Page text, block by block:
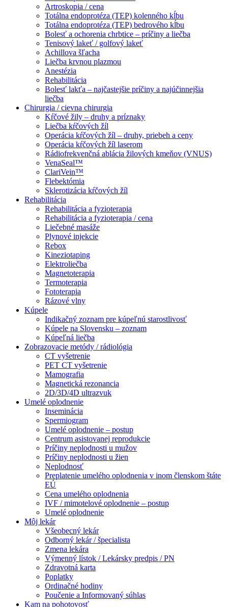
Artroskopia / cena
Totálna endoprotéza (TEP) kolenného kĺbu
Totálna endoprotéza (TEP) bedrového kĺbu
Bolesť a ochorenia chrbtice – príčiny a liečba
Tenisový lakeť / golfový lakeť
Achillova šľacha
Liečba krvnou plazmou
Anestézia
Rehabilitácia
Bolesť lakťa – najčastejšie príčiny a najúčinnejšia
liečba
Chirurgia / cievna chirurgia
Kŕčové žily – druhy a príznaky
Liečba kŕčových žíl
Operácia kŕčových žíl – druhy, priebeh a ceny
Operácia kŕčových žíl laserom
Rádiofrekvenčná ablácia žilových kmeňov (VNUS)
VenaSeal™
ClariVein™
Flebektómia
Sklerotizácia kŕčových žíl
Rehabilitácia
Rehabilitácia a fyzioterapia
Rehabilitácia a fyzioterapia / cena
Liečebné masáže
Plynové injekcie
Rebox
Kineziotaping
Elektroliečba
Magnetoterapia
Termoterapia
Fototerapia
Rázové vlny
Kúpele
Indikačný zoznam pre kúpeľnú starostlivosť
Kúpele na Slovensku – zoznam
Kúpeľná liečba
Zobrazovacie metódy / rádiológia
CT vyšetrenie
PET CT vyšetrenie
Mamografia
Magnetická rezonancia
2D/3D/4D ultrazvuk
Umelé oplodnenie
Inseminácia
Spermiogram
Umelé oplodnenie – postup
Centrum asistovanej reprodukcie
Príčiny neplodnosti u mužov
Príčiny neplodnosti u žien
Neplodnosť
Preplatenie umelého oplodnenia v inom členskom štáte
EÚ
Cena umelého oplodnenia
IVF / mimotelové oplodnenie – postup
Umelé oplodnenie
Môj lekár
Všeobecný lekár
Odborný lekár / špecialista
Zmena lekára
Výmenný lístok / Lekársky predpis / PN
Zdravotná karta
Poplatky
Ordinačné hodiny
Poučenie a Informovaný súhlas
Kam na pohotovosť